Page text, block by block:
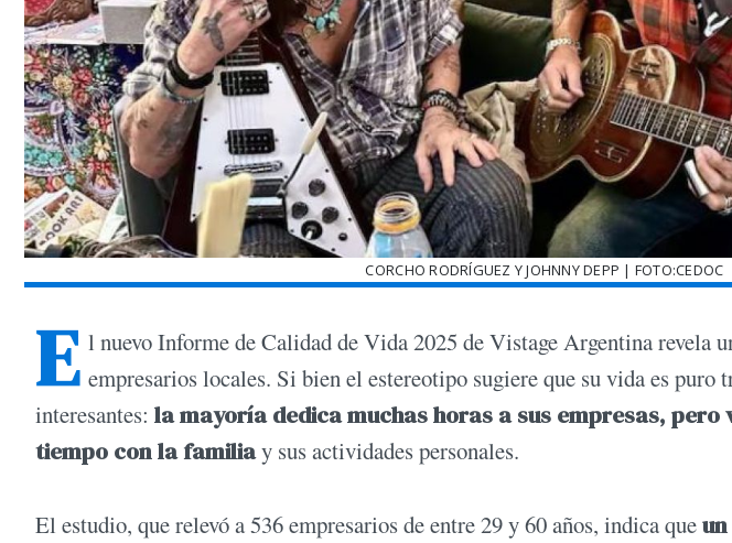
CORCHO RODRÍGUEZ Y JOHNNY DEPP | FOTO:CEDOC
E l nuevo Informe de Calidad de Vida 2025 de Vistage Argentina revela
empresarios locales. Si bien el estereotipo sugiere que su vida es puro
interesantes: la mayoría dedica muchas horas a sus empresas,
tiempo con la familiay sus actividades personales.
El estudio, que relevó a 536 empresarios de entre 29 y 60 años, indica que